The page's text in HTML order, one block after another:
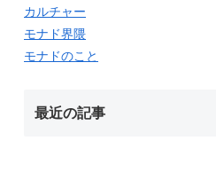
カルチャー
モナド界隈
モナドのこと
最近の記事